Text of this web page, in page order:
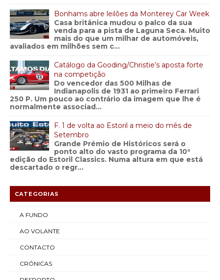
Bonhams abre leilões da Monterey Car Week
Casa britânica mudou o palco da sua
venda para a pista de Laguna Seca. Muito
mais do que um milhar de automóveis,
avaliados em milhões sem c...
Catálogo da Gooding/Christie’s aposta forte
na competição
Do vencedor das 500 Milhas de
Indianapolis de 1931 ao primeiro Ferrari
250 P. Um pouco ao contrário da imagem que lhe é
normalmente associad...
F. 1 de volta ao Estoril a meio do mês de
Setembro
Grande Prémio de Históricos será o
ponto alto do vasto programa da 10ª
edição do Estoril Classics. Numa altura em que está
descartado o regr...
CATEGORIAS
A FUNDO
AO VOLANTE
CONTACTO
CRÓNICAS